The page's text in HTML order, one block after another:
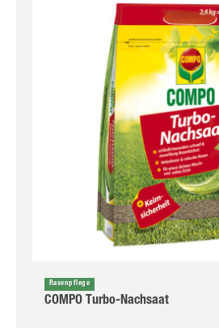
Rasenpflege
COMPO Turbo-Nachsaat